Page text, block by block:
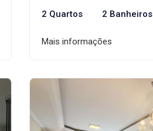
2 Quartos 2 Banheiros
Mais informações